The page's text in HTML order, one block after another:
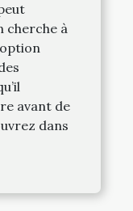
cherche à
avant de
dans